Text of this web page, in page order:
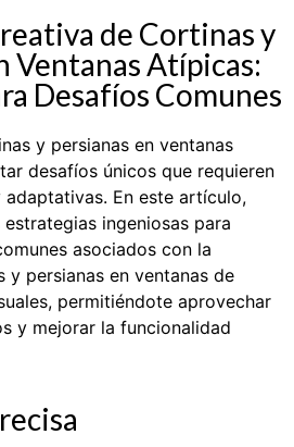
de Cortinas y
Ventanas Atípicas:
Desafíos Comunes
y persianas en ventanas
desafíos únicos que requieren
En este artículo,
ingeniosas para
asociados con la
y persianas en ventanas de
permitiéndote aprovechar
y mejorar la funcionalidad